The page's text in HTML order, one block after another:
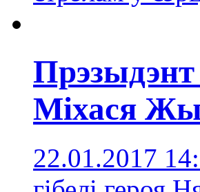
Міхася
22.01.2017